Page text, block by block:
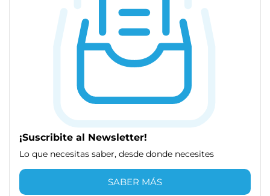
¡Suscribite al Newsletter!
Lo que necesitas saber, desde donde necesites
SABER MÁS